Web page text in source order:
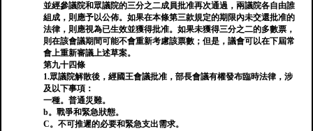
並經參議院和眾議院的三分之二成員批准再次通過，兩議院各自由誰
組成，則應予以公佈。如果在本條第三款規定的期限內未交還批准的
法律，則應視為已生效並獲得批准。如果未獲得三分之二的多數票，
則在該會議期間可能不會重新考慮該票數；但是，議會可以在下屆常
會上重新審議上述草案。
第九十四條
1.眾議院解散後，經國王會議批准，部長會議有權發布臨時法律，涉
及以下事項：
一種。普通災難。
b。戰爭和緊急狀態。
C。不可推遲的必要和緊急支出需求。